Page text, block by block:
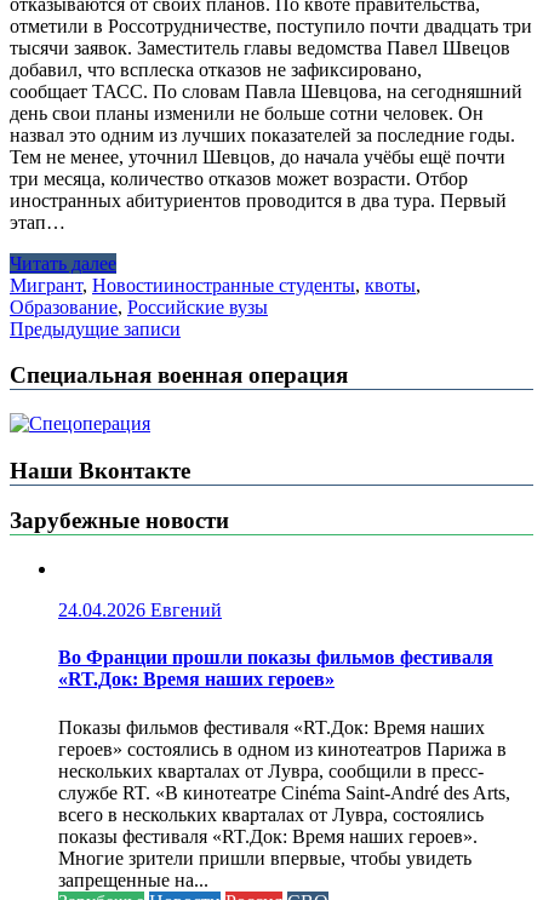
отметили в Россотрудничестве, поступило почти двадцать три
тысячи заявок. Заместитель главы ведомства Павел Швецов
добавил, что всплеска отказов не зафиксировано,
сообщает ТАСС. По словам Павла Шевцова, на сегодняшний
день свои планы изменили не больше сотни человек. Он
назвал это одним из лучших показателей за последние годы.
Тем не менее, уточнил Шевцов, до начала учёбы ещё почти
три месяца, количество отказов может возрасти. Отбор
иностранных абитуриентов проводится в два тура. Первый
этап…
Читать далее
Мигрант, Новостииностранные студенты, квоты,
Образование, Российские вузы
Навигация
по
записям
Предыдущие записи
Специальная военная операция
Наши Вконтакте
Зарубежные новости
24.04.2026 Евгений
Во Франции прошли показы фильмов фестиваля
«RT.Док: Время наших героев»
Показы фильмов фестиваля «RT.Док: Время наших
героев» состоялись в одном из кинотеатров Парижа в
нескольких кварталах от Лувра, сообщили в пресс-
службе RT. «В кинотеатре Cinéma Saint-André des Arts,
всего в нескольких кварталах от Лувра, состоялись
показы фестиваля «RT.Док: Время наших героев».
Многие зрители пришли впервые, чтобы увидеть
запрещенные на...